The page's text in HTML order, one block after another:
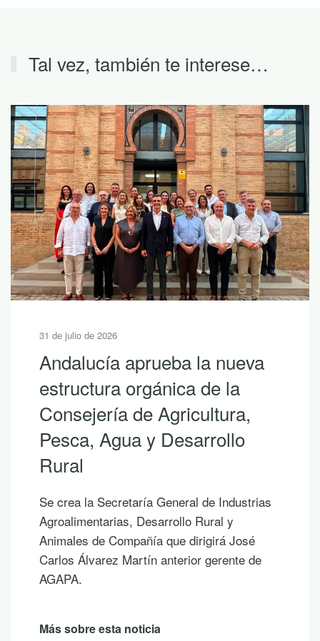
Tal vez, también te interese…
31 de julio de 2026
Andalucía aprueba la nueva
estructura orgánica de la
Consejería de Agricultura,
Pesca, Agua y Desarrollo
Rural
Se crea la Secretaría General de Industrias
Agroalimentarias, Desarrollo Rural y
Animales de Compañía que dirigirá José
Carlos Álvarez Martín anterior gerente de
AGAPA.
Más sobre esta noticia